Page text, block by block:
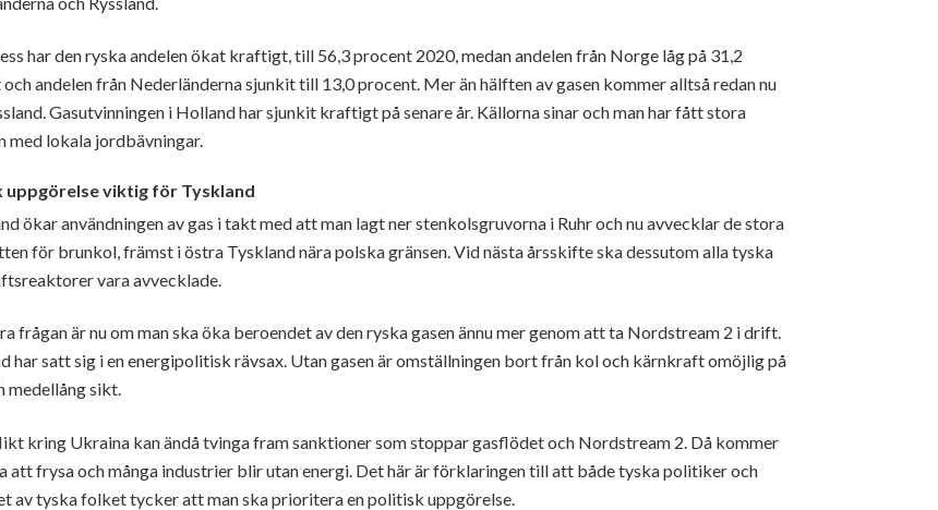
har den ryska andelen ökat kraftigt, till 56,3 procent 2020, medan andelen från Norge låg på 31,2
andelen från Nederländerna sjunkit till 13,0 procent. Mer än hälften av gasen kommer alltså redan nu
Gasutvinningen i Holland har sjunkit kraftigt på senare år. Källorna sinar och man har fått stora
med lokala jordbävningar.
uppgörelse viktig för Tyskland
ökar användningen av gas i takt med att man lagt ner stenkolsgruvorna i Ruhr och nu avvecklar de stora
för brunkol, främst i östra Tyskland nära polska gränsen. Vid nästa årsskifte ska dessutom alla tyska
vara avvecklade.
frågan är nu om man ska öka beroendet av den ryska gasen ännu mer genom att ta Nordstream 2 i drift.
har satt sig i en energipolitisk rävsax. Utan gasen är omställningen bort från kol och kärnkraft omöjlig på
medellång sikt.
kring Ukraina kan ändå tvinga fram sanktioner som stoppar gasflödet och Nordstream 2. Då kommer
att frysa och många industrier blir utan energi. Det här är förklaringen till att både tyska politiker och
av tyska folket tycker att man ska prioritera en politisk uppgörelse.